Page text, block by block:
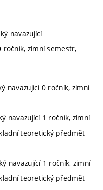
navazující
ročník, zimní semestr,
navazující 0 ročník, zimní
navazující 1 ročník, zimní
teoretický předmět
navazující 1 ročník, zimní
teoretický předmět